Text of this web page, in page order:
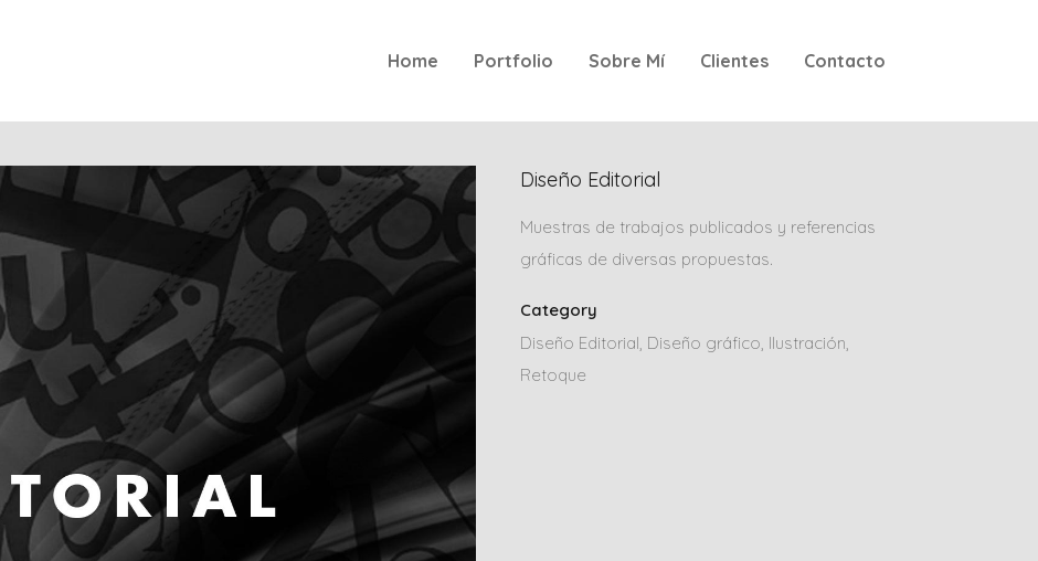
Home Portfolio Sobre Mí Clientes Contacto
Diseño Editorial
Muestras de trabajos publicados y referencias
gráficas de diversas propuestas.
Category
Diseño Editorial, Diseño gráfico, Ilustración,
Retoque